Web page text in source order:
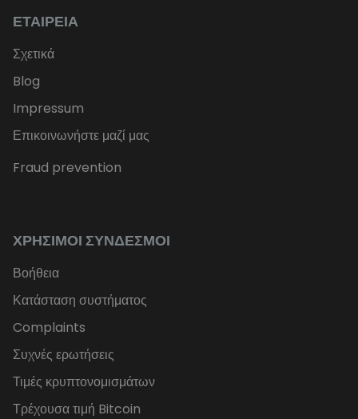
ΕΤΑΙΡΕΊΑ
Σχετικά
Blog
Impressum
Επικοινωνήστε μαζί μας
Fraud prevention
ΧΡΉΣΙΜΟΙ ΣΎΝΔΕΣΜΟΙ
Βοήθεια
Κατάσταση συστήματος
Complaints
Συχνές ερωτήσεις
Τιμές κρυπτονομισμάτων
Τρέχουσα τιμή Bitcoin